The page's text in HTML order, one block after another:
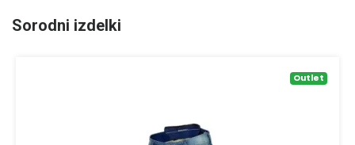
Sorodni izdelki
Outlet